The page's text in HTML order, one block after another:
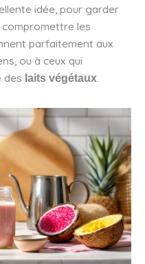
idée, pour garder
les
parfaitement aux
ou à ceux qui
des laits végétaux.